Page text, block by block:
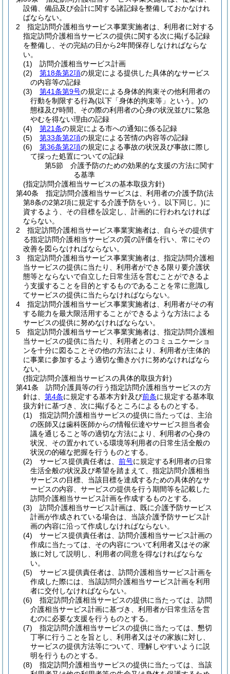
設備、備品及び会計に関する諸記録を整備しておかなけれ
ばならない。
2
指定訪問介護相当サービス事業実施者は、利用者に対する
指定訪問介護相当サービスの提供に関する次に掲げる記録
を整備し、その完結の日から2年間保存しなければならな
い。
(1)
訪問介護相当サービス計画
(2)
第18条第2項の規定による提供した具体的なサービス
の内容等の記録
(3)
第41条第9号の規定による身体的拘束その他利用者の
行動を制限する行為(以下「身体的拘束等」という。)の
態様及び時間、その際の利用者の心身の状況並びに緊急
やむを得ない理由の記録
(4)
第21条の規定による市への通知に係る記録
(5)
第33条第2項の規定による苦情の内容等の記録
(6)
第36条第2項の規定による事故の状況及び事故に際し
て採った処置についての記録
第5節
介護予防のための効果的な支援の方法に関す
る基準
(指定訪問介護相当サービスの基本取扱方針)
第40条
指定訪問介護相当サービスは、利用者の介護予防(法
第8条の2第2項に規定する介護予防をいう。以下同じ。)に
資するよう、その目標を設定し、計画的に行われなければ
ならない。
2
指定訪問介護相当サービス事業実施者は、自らその提供す
る指定訪問介護相当サービスの質の評価を行い、常にその
改善を図らなければならない。
3
指定訪問介護相当サービス事業実施者は、指定訪問介護相
当サービスの提供に当たり、利用者ができる限り要介護状
態等とならないで自立した日常生活を営むことができるよ
う支援することを目的とするものであることを常に意識し
てサービスの提供に当たらなければならない。
4
指定訪問介護相当サービス事業実施者は、利用者がその有
する能力を最大限活用することができるような方法による
サービスの提供に努めなければならない。
5
指定訪問介護相当サービス事業実施者は、指定訪問介護相
当サービスの提供に当たり、利用者とのコミュニケーショ
ンを十分に図ることその他の方法により、利用者が主体的
に事業に参加するよう適切な働きかけに努めなければなら
ない。
(指定訪問介護相当サービスの具体的取扱方針)
第41条
訪問介護員等の行う指定訪問介護相当サービスの方
針は、 第4条に規定する基本方針及び前条に規定する基本取
扱方針に基づき、次に掲げるところによるものとする。
(1)
指定訪問介護相当サービスの提供に当たっては、主治
の医師又は歯科医師からの情報伝達やサービス担当者会
議を通じること等の適切な方法により、利用者の心身の
状況、その置かれている環境等利用者の日常生活全般の
状況の的確な把握を行うものとする。
(2)
サービス提供責任者は、 前号に規定する利用者の日常
生活全般の状況及び希望を踏まえて、指定訪問介護相当
サービスの目標、当該目標を達成するための具体的なサ
ービスの内容、サービスの提供を行う期間等を記載した
訪問介護相当サービス計画を作成するものとする。
(3)
訪問介護相当サービス計画は、既に介護予防サービス
計画が作成されている場合は、当該介護予防サービス計
画の内容に沿って作成しなければならない。
(4)
サービス提供責任者は、訪問介護相当サービス計画の
作成に当たっては、その内容について利用者又はその家
族に対して説明し、利用者の同意を得なければならな
い。
(5)
サービス提供責任者は、訪問介護相当サービス計画を
作成した際には、当該訪問介護相当サービス計画を利用
者に交付しなければならない。
(6)
指定訪問介護相当サービスの提供に当たっては、訪問
介護相当サービス計画に基づき、利用者が日常生活を営
むのに必要な支援を行うものとする。
(7)
指定訪問介護相当サービスの提供に当たっては、懇切
丁寧に行うことを旨とし、利用者又はその家族に対し、
サービスの提供方法等について、理解しやすいように説
明を行うものとする。
(8)
指定訪問介護相当サービスの提供に当たっては、当該